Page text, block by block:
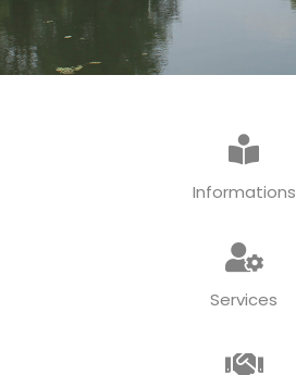
Informations
Services